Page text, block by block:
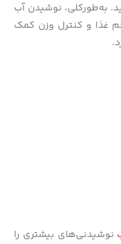
به‌طورکلی، نوشیدن آب
غذا و کنترل وزن کمک
نوشیدنی‌های بیشتری را